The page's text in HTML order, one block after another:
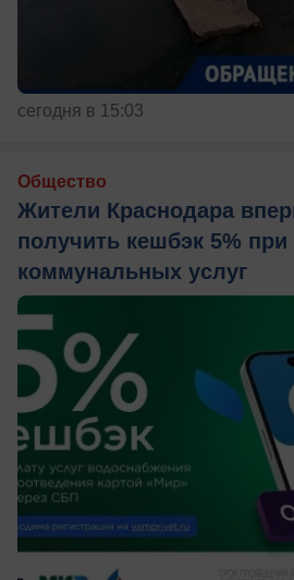
сегодня в 15:03
Общество
Жители Краснодара
получить кешбэк 5% при
коммунальных услуг